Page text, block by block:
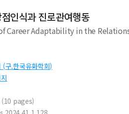
인식과 진로관여행동
Career Adaptability in the
(구.한국유화학회)
pages)